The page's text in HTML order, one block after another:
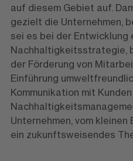
auf diesem Gebiet auf.
gezielt die Unternehmen,
sei es bei der Entwicklung
Nachhaltigkeitsstrategie,
der Förderung von
Einführung
Kommunikation mit
Unternehmen, vom kleinen
ein zukunftsweisendes